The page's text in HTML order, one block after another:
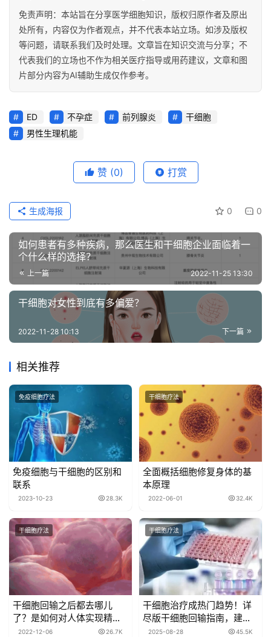
免责声明：本站旨在分享医学细胞知识，版权归原作者及原出
处所有，内容仅为作者观点，并不代表本站立场。如涉及版权
等问题，请联系我们及时处理。文章旨在知识交流与分享；不
代表我们的立场也不作为相关医疗指导或用药建议，文章和图
片部分内容为AI辅助生成仅作参考。
ED 不孕症 前列腺炎
干细胞
男性生理机能
赞 (0) 打赏
0 0
生成海报
如何患者有多种疾病，那么医生和干细胞企业面临着一
个什么样的选择？
上一篇 2022-11-25 13:30
干细胞对女性到底有多偏爱？
下一篇
2022-11-28 10:13
相关推荐
免疫细胞疗法
免疫细胞与干细胞的区别和
联系
2023-10-23 28.3K
干细胞疗法
全面概括细胞修复身体的基
本原理
2022-06-01 32.4K
干细胞疗法
干细胞回输之后都去哪儿
了？是如何对人体实现精准
修复的？
2022-12-06 26.7K
干细胞疗法
干细胞治疗成热门趋势！详
尽版干细胞回输指南，建议
留存！
2025-08-28 45.5K